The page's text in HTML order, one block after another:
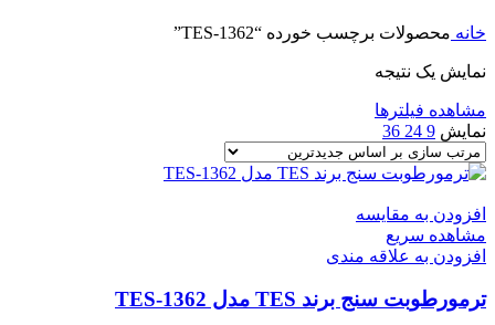
خانه محصولات برچسب خورده “TES-1362”
نمایش یک نتیجه
مشاهده فیلترها
نمایش 9
24
36
افزودن به مقایسه
مشاهده سریع
افزودن به علاقه مندی
ترمورطوبت سنج برند TES مدل TES-1362